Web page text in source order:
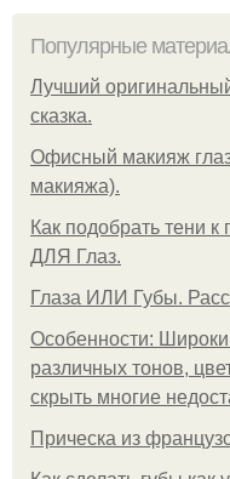
Популярные
Лучший
сказка.
Офисный макияж
макияжа).
Как подобрать тени
ДЛЯ Глаз.
Глаза ИЛИ Губы.
Особенности:
различных тонов,
скрыть многие
Прическа из